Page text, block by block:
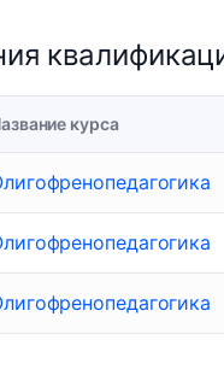
курса